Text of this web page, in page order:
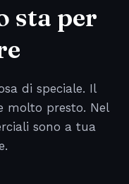
sta per
di speciale. Il
molto presto. Nel
sono a tua